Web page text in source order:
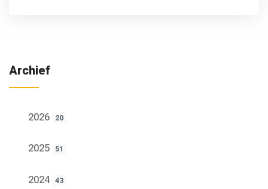
Archief
2026 20
2025 51
2024 43